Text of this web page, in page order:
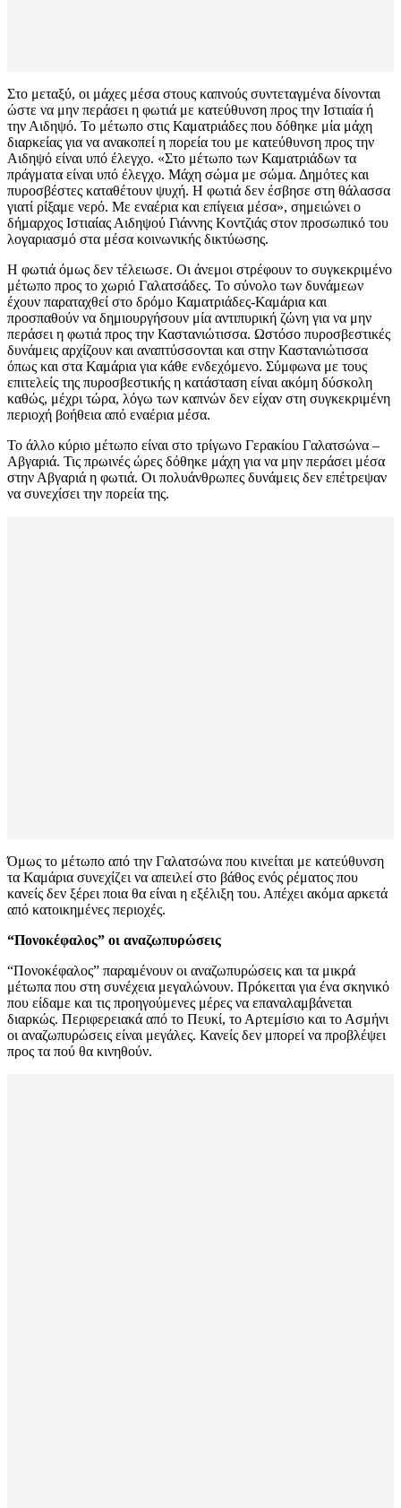
Στο μεταξύ, οι μάχες μέσα στους καπνούς συντεταγμένα δίνονται
ώστε να μην περάσει η φωτιά με κατεύθυνση προς την Ιστιαία ή
την Αιδηψό. Το μέτωπο στις Καματριάδες που δόθηκε μία μάχη
διαρκείας για να ανακοπεί η πορεία του με κατεύθυνση προς την
Αιδηψό είναι υπό έλεγχο. «Στο μέτωπο των Καματριάδων τα
πράγματα είναι υπό έλεγχο. Μάχη σώμα με σώμα. Δημότες και
πυροσβέστες καταθέτουν ψυχή. Η φωτιά δεν έσβησε στη θάλασσα
γιατί ρίξαμε νερό. Με εναέρια και επίγεια μέσα», σημειώνει ο
δήμαρχος Ιστιαίας Αιδηψού Γιάννης Κοντζιάς στον προσωπικό του
λογαριασμό στα μέσα κοινωνικής δικτύωσης.
Η φωτιά όμως δεν τέλειωσε. Οι άνεμοι στρέφουν το συγκεκριμένο
μέτωπο προς το χωριό Γαλατσάδες. Το σύνολο των δυνάμεων
έχουν παραταχθεί στο δρόμο Καματριάδες-Καμάρια και
προσπαθούν να δημιουργήσουν μία αντιπυρική ζώνη για να μην
περάσει η φωτιά προς την Καστανιώτισσα. Ωστόσο πυροσβεστικές
δυνάμεις αρχίζουν και αναπτύσσονται και στην Καστανιώτισσα
όπως και στα Καμάρια για κάθε ενδεχόμενο. Σύμφωνα με τους
επιτελείς της πυροσβεστικής η κατάσταση είναι ακόμη δύσκολη
καθώς, μέχρι τώρα, λόγω των καπνών δεν είχαν στη συγκεκριμένη
περιοχή βοήθεια από εναέρια μέσα.
Το άλλο κύριο μέτωπο είναι στο τρίγωνο Γερακίου Γαλατσώνα –
Αβγαριά. Τις πρωινές ώρες δόθηκε μάχη για να μην περάσει μέσα
στην Αβγαριά η φωτιά. Οι πολυάνθρωπες δυνάμεις δεν επέτρεψαν
να συνεχίσει την πορεία της.
Όμως το μέτωπο από την Γαλατσώνα που κινείται με κατεύθυνση
τα Καμάρια συνεχίζει να απειλεί στο βάθος ενός ρέματος που
κανείς δεν ξέρει ποια θα είναι η εξέλιξη του. Απέχει ακόμα αρκετά
από κατοικημένες περιοχές.
“Πονοκέφαλος” οι αναζωπυρώσεις
“Πονοκέφαλος” παραμένουν οι αναζωπυρώσεις και τα μικρά
μέτωπα που στη συνέχεια μεγαλώνουν. Πρόκειται για ένα σκηνικό
που είδαμε και τις προηγούμενες μέρες να επαναλαμβάνεται
διαρκώς. Περιφερειακά από το Πευκί, το Αρτεμίσιο και το Ασμήνι
οι αναζωπυρώσεις είναι μεγάλες. Κανείς δεν μπορεί να προβλέψει
προς τα πού θα κινηθούν.